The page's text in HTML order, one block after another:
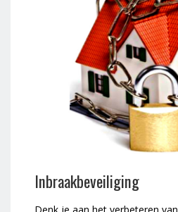
Inbraakbeveiliging